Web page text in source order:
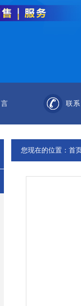
联
您现在的位置： 首